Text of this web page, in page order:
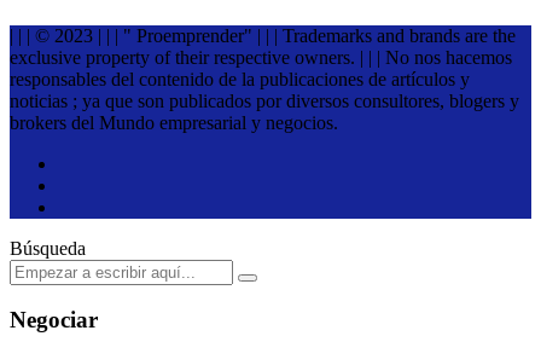
| | | © 2023 | | | " Proemprender" | | | Trademarks and brands are the
exclusive property of their respective owners. | | | No nos hacemos
responsables del contenido de la publicaciones de artículos y
noticias ; ya que son publicados por diversos consultores, blogers y
brokers del Mundo empresarial y negocios.
Búsqueda
Negociar